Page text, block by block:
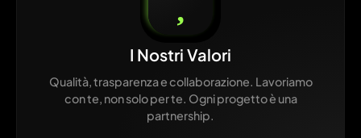
I Nostri Valori
Qualità, trasparenza e collaborazione. Lavoriamo
con te, non solo per te. Ogni progetto è una
partnership.